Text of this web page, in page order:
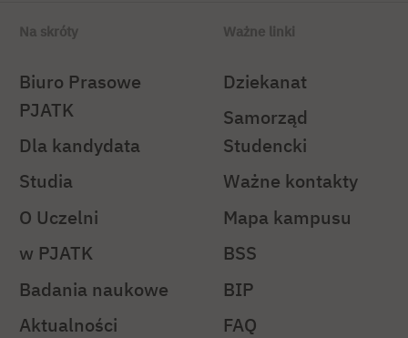
Na skróty
Biuro Prasowe
PJATK
Dla kandydata
Studia
O Uczelni
w PJATK
Badania naukowe
Aktualności
Ważne linki
Dziekanat
Samorząd
Studencki
Ważne kontakty
Mapa kampusu
BSS
BIP
FAQ